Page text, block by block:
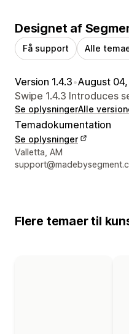
Designet af
Få support Alle
Version 1.4.3•August
Swipe 1.4.3 Introduces
Se oplysningerAlle
Temadokumentation
Se oplysninger
Se kontaktoplysninger
Valletta, AM
Flere temaer til